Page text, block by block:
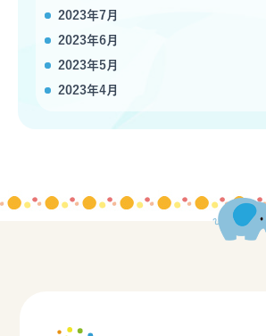
2023年7月
2023年6月
2023年5月
2023年4月